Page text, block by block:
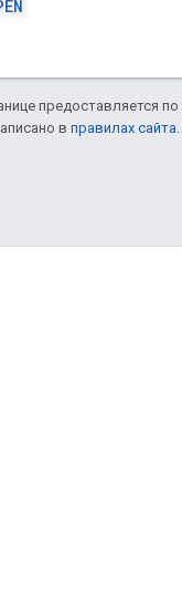
предоставляется по
в правилах сайта